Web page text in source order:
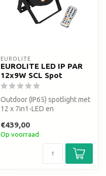
EUROLITE
EUROLITE LED IP PAR
12x9W SCL Spot
Outdoor (IP65) spotlight met
12 x 7in1-LED en
kleurenmix
€439,00
Op voorraad